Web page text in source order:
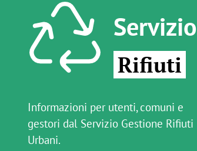
Immagine
Servizio
Rifiuti
Informazioni per utenti, comuni e
gestori dal Servizio Gestione Rifiuti
Urbani.